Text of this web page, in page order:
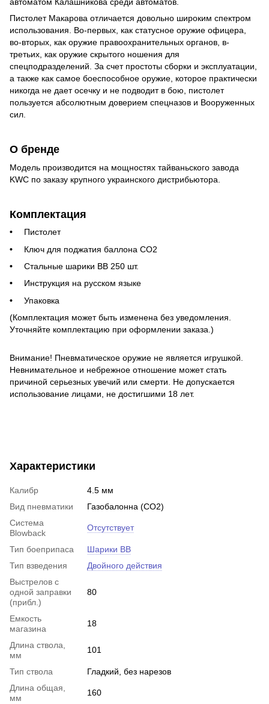
Пистолет Макарова отличается довольно широким спектром
использования. Во-первых, как статусное оружие офицера,
во-вторых, как оружие правоохранительных органов, в-
третьих, как оружие скрытого ношения для
спецподразделений. За счет простоты сборки и эксплуатации,
а также как самое боеспособное оружие, которое практически
никогда не дает осечку и не подводит в бою, пистолет
пользуется абсолютным доверием спецназов и Вооруженных
сил.
О бренде
Модель производится на мощностях тайваньского завода
KWC по заказу крупного украинского дистрибьютора.
Комплектация
Пистолет
Ключ для поджатия баллона CO2
Стальные шарики BB 250 шт.
Инструкция на русском языке
Упаковка
(Комплектация может быть изменена без уведомления.
Уточняйте комплектацию при оформлении заказа.)
Внимание! Пневматическое оружие не является игрушкой.
Невнимательное и небрежное отношение может стать
причиной серьезных увечий или смерти. Не допускается
использование лицами, не достигшими 18 лет.
Характеристики
Калибр
4.5 мм
Вид пневматики
Газобалонна (CO2)
Система
Blowback
Отсутствует
Тип боеприпаса
Шарики BB
Тип взведения
Двойного действия
Выстрелов с
одной заправки
(прибл.)
80
Емкость
магазина
18
Длина ствола,
мм
101
Тип ствола
Гладкий, без нарезов
Длина общая,
мм
160